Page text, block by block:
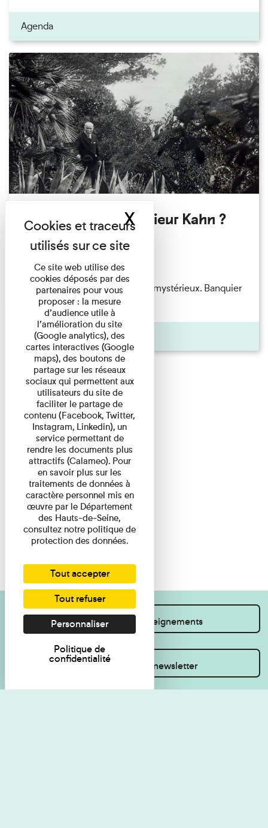
Agenda
Qui êtes-vous Monsieur Kahn ?
Exposition permanente
Du 15/08/2026 au 15/08/2026
Albert Kahn est un personnage mystérieux. Banquier
d'origine modeste, il a ...
Agenda
Je souhaite des renseignements
Inscrivez-vous à la newsletter
Ce site web utilise des
cookies déposés par des
partenaires pour vous
proposer : la mesure
d’audience utile à
l’amélioration du site
(Google analytics), des
cartes interactives (Google
maps), des boutons de
partage sur les réseaux
sociaux qui permettent aux
utilisateurs du site de
faciliter le partage de
contenu (Facebook, Twitter,
Instagram, Linkedin), un
service permettant de
rendre les documents plus
attractifs (Calameo). Pour
en savoir plus sur les
traitements de données à
caractère personnel mis en
œuvre par le Département
des Hauts-de-Seine,
consultez notre politique de
protection des données.
Tout accepter
Tout refuser
Personnaliser
Politique de
confidentialité
XMasquer le